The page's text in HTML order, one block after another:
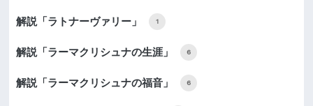
解説「ラトナーヴァリー」 1
解説「ラーマクリシュナの生涯」 6
解説「ラーマクリシュナの福音」 6